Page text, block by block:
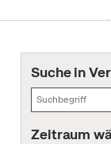
Suche in
Zeitraum